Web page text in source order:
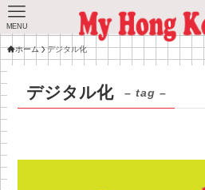
MENU
ホーム デジタル化
デジタル化 – tag –